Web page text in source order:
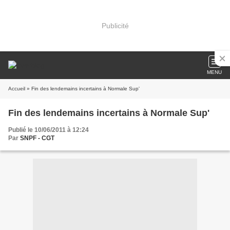
Publicité
MENU
Accueil » Fin des lendemains incertains à Normale Sup'
Fin des lendemains incertains à Normale Sup'
Publié le 10/06/2011 à 12:24
Par SNPF - CGT